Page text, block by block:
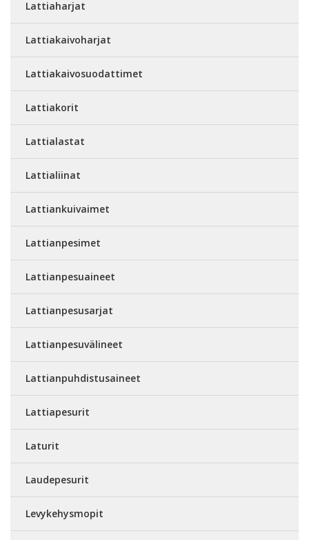
Lattiaharjat
Lattiakaivoharjat
Lattiakaivosuodattimet
Lattiakorit
Lattialastat
Lattialiinat
Lattiankuivaimet
Lattianpesimet
Lattianpesuaineet
Lattianpesusarjat
Lattianpesuvälineet
Lattianpuhdistusaineet
Lattiapesurit
Laturit
Laudepesurit
Levykehysmopit